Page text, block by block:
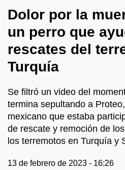
Dolor por la
un perro que
rescates del
Turquía
Se filtró un video del
termina sepultando a
mexicano que estaba
de rescate y remoción de
los terremotos en Turquía y
13 de febrero de 2023 - 16:26